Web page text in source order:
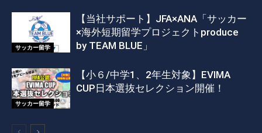
サッカー留学
【当社サポート】JFA×ANA「サッカー
×海外短期留学プロジェクトproduce
by TEAM BLUE」
サッカー留学
【小６/中学1、2年生対象】EVIMA
CUP日本選抜セレクション開催！